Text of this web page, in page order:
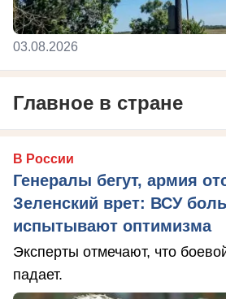
03.08.2026
Главное в стране
В России
Генералы бегут, армия
Зеленский врет: ВСУ
испытывают оптимизма
Эксперты отмечают, что
падает.